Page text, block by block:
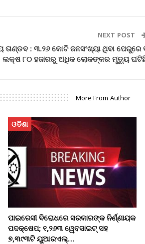
NEXT POST
ତାଣ୍ଡବ : ୩.୨୬ କୋଟି ଜନସଂଖ୍ୟା ଥିବା ପେରୁରେ
ଲକ୍ଷ ୮୦ ହଜାରରୁ ଅଧିକ ଲୋକଙ୍କର ମୃତ୍ୟୁ
More From Author
ଓଡିଶା
ପାଇରେସୀ ବିରୋଧରେ ସରକାରଙ୍କ ନିର୍ଣ୍ଣାୟକ
ପଦକ୍ଷେପ; ୧,୨୬୩ ୱେବସାଇଟ୍ ସହ
୭,୩୯୩ଟି ୟୁଆରଏଲ୍…